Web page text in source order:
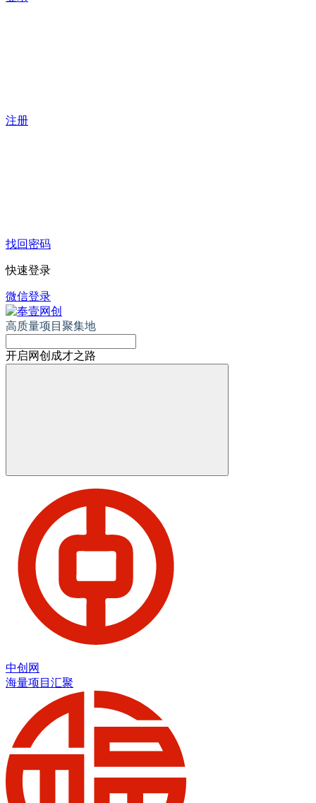
注册
找回密码
快速登录
微信登录
高质量项目聚集地
开启网创成才之路
中创网
海量项目汇聚